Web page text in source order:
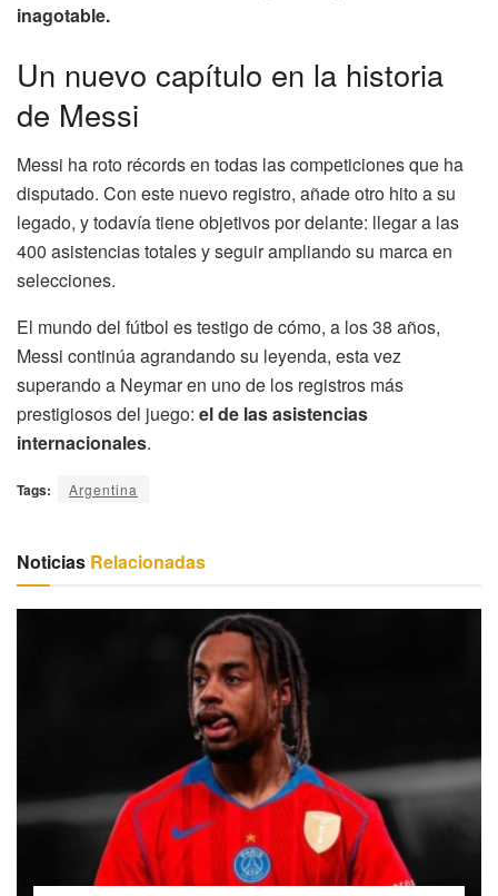
inagotable.
Un nuevo capítulo en la historia
de Messi
Messi ha roto récords en todas las competiciones que ha
disputado. Con este nuevo registro, añade otro hito a su
legado, y todavía tiene objetivos por delante: llegar a las
400 asistencias totales y seguir ampliando su marca en
selecciones.
El mundo del fútbol es testigo de cómo, a los 38 años,
Messi continúa agrandando su leyenda, esta vez
superando a Neymar en uno de los registros más
prestigiosos del juego: el de las asistencias
internacionales.
Tags: Argentina
Noticias Relacionadas